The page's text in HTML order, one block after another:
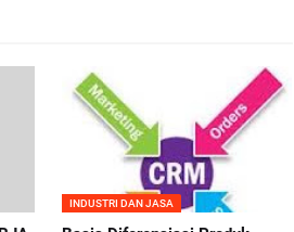
INDUSTRI DAN JASA